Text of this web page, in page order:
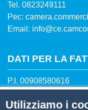
Tel. 0823249111
Pec:
Email:
DATI PER LA
P.I. 00908580616
Codice Univoco
Utilizziamo i